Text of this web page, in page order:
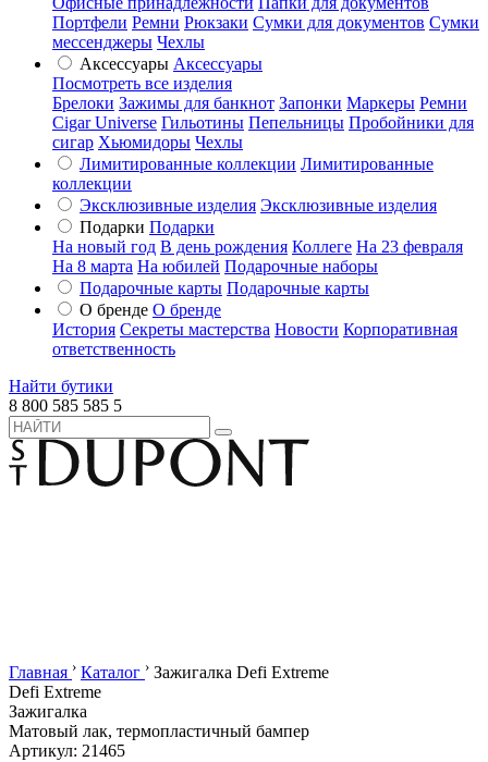
Портфели Ремни Рюкзаки Сумки для документов Сумки
мессенджеры Чехлы
Аксессуары Аксессуары
Посмотреть все изделия
Брелоки Зажимы для банкнот Запонки Маркеры Ремни
Cigar Universe Гильотины Пепельницы Пробойники для
сигар Хьюмидоры Чехлы
Лимитированные коллекции Лимитированные
коллекции
Эксклюзивные изделия Эксклюзивные изделия
Подарки Подарки
На новый год В день рождения Коллеге На 23 февраля
На 8 марта На юбилей Подарочные наборы
Подарочные карты Подарочные карты
О бренде О бренде
История Секреты мастерства Новости Корпоративная
ответственность
Найти бутики
8 800 585 585 5
Главная › Каталог › Зажигалка Defi Extreme
Defi Extreme
Зажигалка
Матовый лак, термопластичный бампер
Артикул: 21465